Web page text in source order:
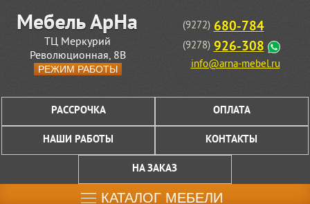
ТЦ Меркурий
Революционная, 8В
РЕЖИМ РАБОТЫ
(9272) 680-784
(9278) 926-308
info@arna-mebel.ru
РАССРОЧКА ОПЛАТА
НАШИ РАБОТЫ КОНТАКТЫ
НА ЗАКАЗ
КАТАЛОГ МЕБЕЛИ